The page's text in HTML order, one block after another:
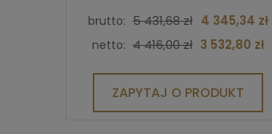
uchwytami 42 cm, 10,4 l
brutto: 5 431,68 zł 4 345,34 zł
netto: 4 416,00 zł 3 532,80 zł
ZAPYTAJ O PRODUKT